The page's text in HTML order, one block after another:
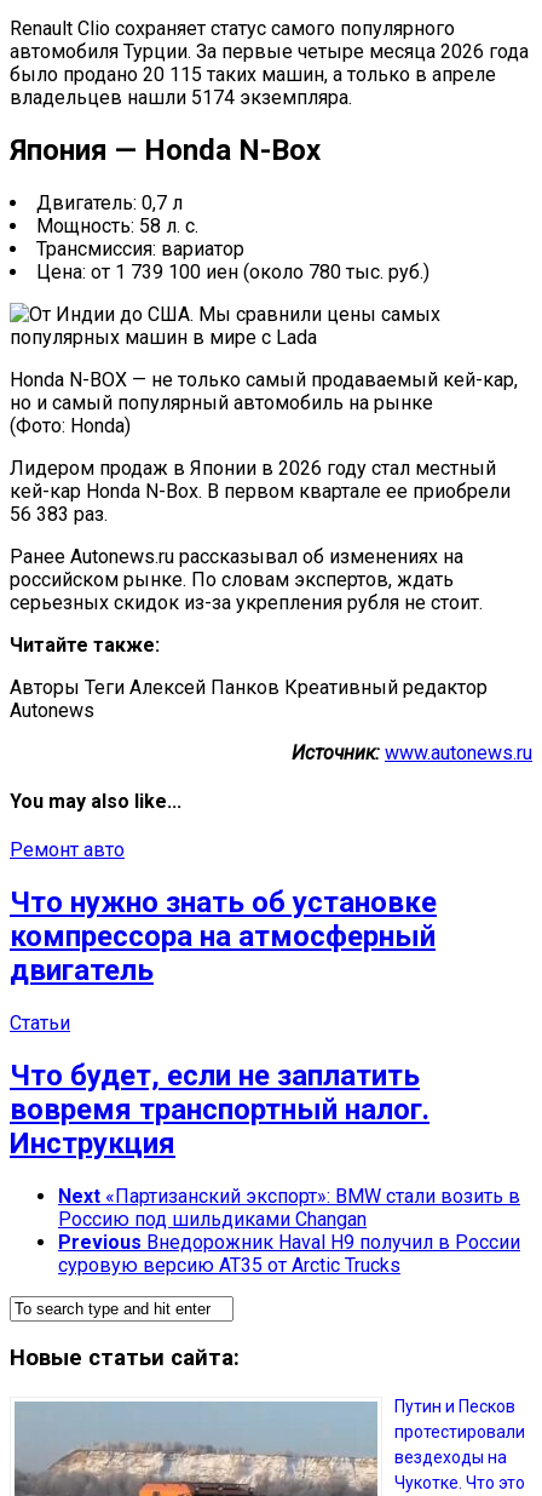
Renault Clio сохраняет статус самого популярного
автомобиля Турции. За первые четыре месяца 2026 года
было продано 20 115 таких машин, а только в апреле
владельцев нашли 5174 экземпляра.
Япония — Honda N-Box
Двигатель: 0,7 л
Мощность: 58 л. с.
Трансмиссия: вариатор
Цена: от 1 739 100 иен (около 780 тыс. руб.)
Honda N-BOX — не только самый продаваемый кей-кар,
но и самый популярный автомобиль на рынке
(Фото: Honda)
Лидером продаж в Японии в 2026 году стал местный
кей-кар Honda N-Box. В первом квартале ее приобрели
56 383 раз.
Ранее Autonews.ru рассказывал об изменениях на
российском рынке. По словам экспертов, ждать
серьезных скидок из-за укрепления рубля не стоит.
Читайте также:
Авторы Теги Алексей Панков Креативный редактор
Autonews
Источник: www.autonews.ru
You may also like...
Ремонт авто
Что нужно знать об установке
компрессора на атмосферный
двигатель
Статьи
Что будет, если не заплатить
вовремя транспортный налог.
Инструкция
Next «Партизанский экспорт»: BMW стали возить в
Россию под шильдиками Changan
Previous Внедорожник Haval H9 получил в России
суровую версию AT35 от Arctic Trucks
Новые статьи сайта:
Путин и Песков
протестировали
вездеходы на
Чукотке. Что это